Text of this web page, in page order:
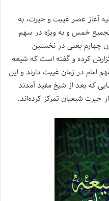
آغاز عصر غیبت و حیرت، به
خمس و به ویژه در سهم
چهارم یعنی در نخستین
کرده و گفته است که شیعه
در زمان غیبت دارند و این
که بعد از شیخ مفید آمدند
حیرت شیعیان تمرکز کرده‌اند.